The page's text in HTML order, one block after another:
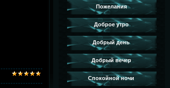
Пожелания
Доброе утро
Добрый день
Добрый вечер
Спокойной ночи